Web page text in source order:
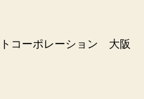
コーポレーション 大阪